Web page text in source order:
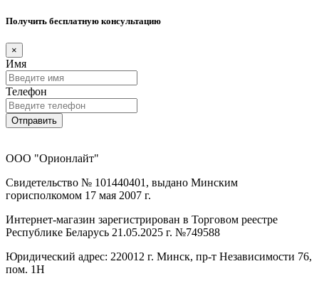
Получить бесплатную консультацию
×
Имя
Телефон
Отправить
ООО "Орионлайт"
Свидетельство № 101440401, выдано Минским
горисполкомом 17 мая 2007 г.
Интернет-магазин зарегистрирован в Торговом реестре
Республике Беларусь 21.05.2025 г. №749588
Юридический адрес: 220012 г. Минск, пр-т Независимости 76,
пом. 1Н